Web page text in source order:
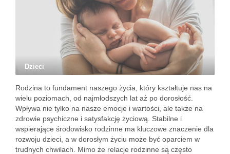
Dzieci
Rodzina to fundament naszego życia, który kształtuje nas na
wielu poziomach, od najmłodszych lat aż po dorosłość.
Wpływa nie tylko na nasze emocje i wartości, ale także na
zdrowie psychiczne i satysfakcję życiową. Stabilne i
wspierające środowisko rodzinne ma kluczowe znaczenie dla
rozwoju dzieci, a w dorosłym życiu może być oparciem w
trudnych chwilach. Mimo że relacje rodzinne są często